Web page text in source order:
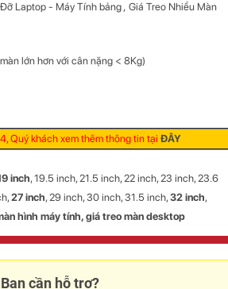
Laptop - Máy Tính bảng Giá Treo Nhiều Màn
lớn hơn với cân nặng < 8Kg)
Quý khách xem thêm thông tin tại ĐÂY
inch, 19.5 inch, 21.5 inch, 22 inch, 23 inch, 23.6
27 inch, 29 inch, 30 inch, 31.5 inch, 32 inch,
hình máy tính, giá treo màn desktop
Bạn cần hỗ trợ?